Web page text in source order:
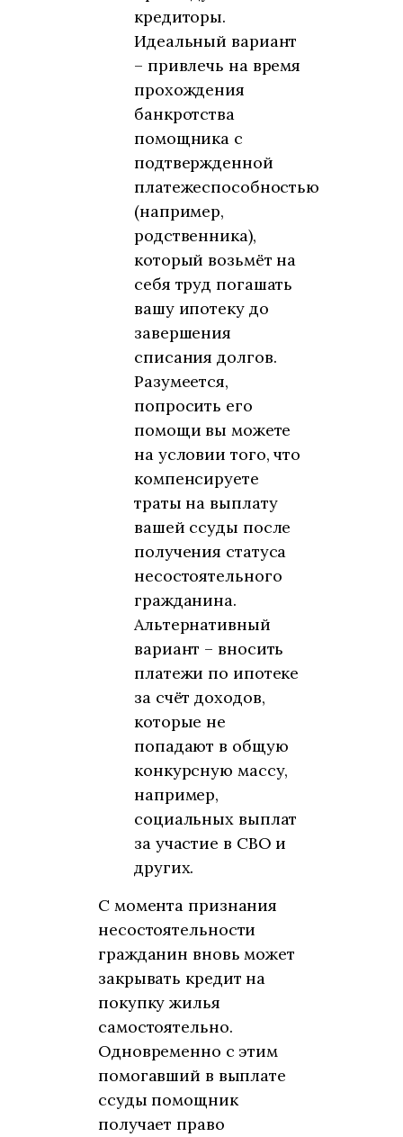
кредиторы.
Идеальный вариант
– привлечь на время
прохождения
банкротства
помощника с
подтвержденной
платежеспособностью
(например,
родственника),
который возьмёт на
себя труд погашать
вашу ипотеку до
завершения
списания долгов.
Разумеется,
попросить его
помощи вы можете
на условии того, что
компенсируете
траты на выплату
вашей ссуды после
получения статуса
несостоятельного
гражданина.
Альтернативный
вариант – вносить
платежи по ипотеке
за счёт доходов,
которые не
попадают в общую
конкурсную массу,
например,
социальных выплат
за участие в СВО и
других.
С момента признания
несостоятельности
гражданин вновь может
закрывать кредит на
покупку жилья
самостоятельно.
Одновременно с этим
помогавший в выплате
ссуды помощник
получает право